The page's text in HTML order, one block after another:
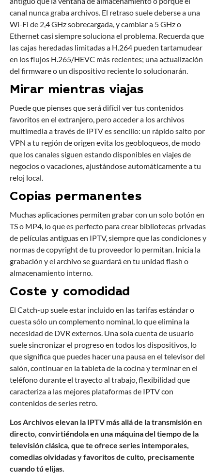
canal nunca graba archivos. El retraso suele deberse a una
Wi-Fi de 2,4 GHz sobrecargada, y cambiar a 5 GHz o
Ethernet casi siempre soluciona el problema. Recuerda que
las cajas heredadas limitadas a H.264 pueden tartamudear
en los flujos H.265/HEVC más recientes; una actualización
del firmware o un dispositivo reciente lo solucionarán.
Mirar mientras viajas
Puede que pienses que será difícil ver tus contenidos
favoritos en el extranjero, pero acceder a los archivos
multimedia a través de IPTV es sencillo: un rápido salto por
VPN a tu región de origen evita los geobloqueos, de modo
que los canales siguen estando disponibles en viajes de
negocios o vacaciones, ajustándose automáticamente a tu
reloj local.
Copias permanentes
Muchas aplicaciones permiten grabar con un solo botón en
TS o MP4, lo que es perfecto para crear bibliotecas privadas
de películas antiguas en IPTV, siempre que las condiciones y
normas de copyright de tu proveedor lo permitan. Inicia la
grabación y el archivo se guardará en tu unidad flash o
almacenamiento interno.
Coste y comodidad
El Catch-up suele estar incluido en las tarifas estándar o
cuesta sólo un complemento nominal, lo que elimina la
necesidad de DVR externos. Una sola cuenta de usuario
suele sincronizar el progreso en todos los dispositivos, lo
que significa que puedes hacer una pausa en el televisor del
salón, continuar en la tableta de la cocina y terminar en el
teléfono durante el trayecto al trabajo, flexibilidad que
caracteriza a las mejores plataformas de IPTV con
contenidos de series retro.
Los Archivos elevan la IPTV más allá de la transmisión en
directo, convirtiéndola en una máquina del tiempo de la
televisión clásica, que te ofrece series intemporales,
comedias olvidadas y favoritos de culto, precisamente
cuando tú elijas.